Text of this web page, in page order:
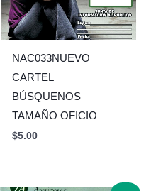
NAC033NUEVO
CARTEL
BÚSQUENOS
TAMAÑO OFICIO
$5.00